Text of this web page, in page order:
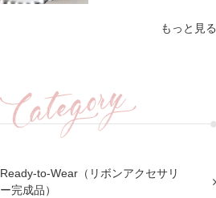
もっと見る
Ready-to-Wear（リボンアクセサリ
ー完成品）